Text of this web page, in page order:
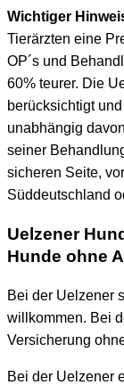
Wichtiger
Tierärzten eine
OP´s und
60% teurer. Die
berücksichtigt
unabhängig
seiner
sicheren Seite,
Süddeutschland
Uelzener
Hunde ohne
Bei der Uelzener
willkommen. Bei
Versicherung
Bei der Uelzener